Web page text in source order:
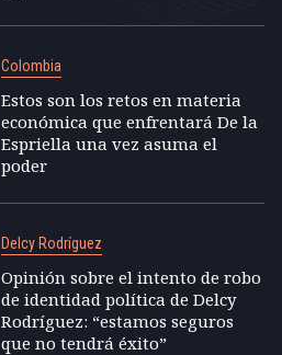
Colombia
Estos son los retos en materia
económica que enfrentará De la
Espriella una vez asuma el
poder
Delcy Rodríguez
Opinión sobre el intento de robo
de identidad política de Delcy
Rodríguez: “estamos seguros
que no tendrá éxito”